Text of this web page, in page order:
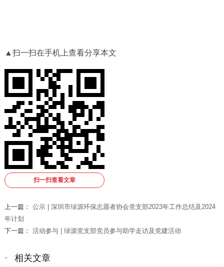
▲扫一扫在手机上查看分享本文
扫一扫查看文章
上一篇： 公示 | 深圳市绿源环保志愿者协会党支部2023年工作总结及2024
年计划
下一篇： 活动参与 | 绿源党支部党员参与助学走访及党建活动
相关文章